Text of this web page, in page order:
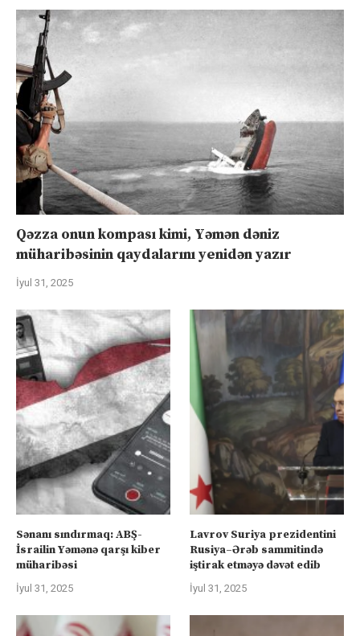
Qəzza onun kompası kimi, Yəmən dəniz
müharibəsinin qaydalarını yenidən yazır
İyul 31, 2025
Sənanı sındırmaq: ABŞ-
İsrailin Yəmənə qarşı kiber
müharibəsi
İyul 31, 2025
Lavrov Suriya prezidentini
Rusiya–Ərəb sammitində
iştirak etməyə dəvət edib
İyul 31, 2025